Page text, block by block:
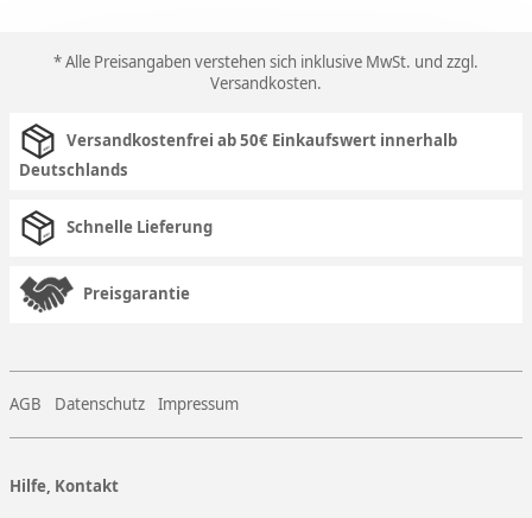
* Alle Preisangaben verstehen sich inklusive MwSt. und zzgl.
Versandkosten.
Versandkostenfrei ab 50€ Einkaufswert innerhalb
Deutschlands
Schnelle Lieferung
Preisgarantie
AGB Datenschutz Impressum
Hilfe, Kontakt